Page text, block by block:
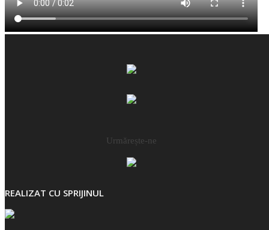
Urmărește-ne
REALIZAT CU SPRIJINUL